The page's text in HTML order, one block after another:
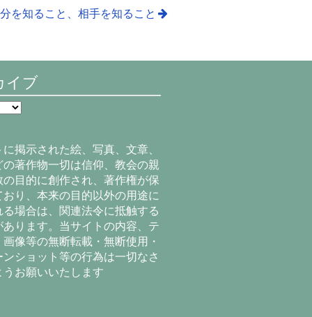
を知ること、相手を知ること
イブ
掲示された絵、写真、文章、
の著作物一切は信仰、教会の親
の目的に創作され、著作権が保
おり、本来の目的以外の用途に
る場合は、関連法令に抵触する
あります。当サイトの内容、テ
画像等の無断転載・無断使用・
ンショット等の行為は一切なさ
うお願いいたします